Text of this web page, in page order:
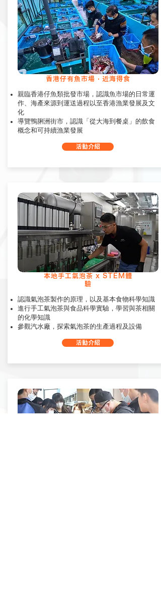
香港仔有魚市場 ‧ 近海得食
親臨香港仔魚類批發市場，認識魚市場的日常運
作、海產來源到運送過程以至香港漁業發展及文
化
導覽鴨脷洲街市，認識「從大海到餐桌」的飲食
概念和可持續漁業發展
活動介紹
本地手工氣泡茶 x STEM體
驗
認識氣泡茶製作的原理，以及基本食物科學知識
進行手工氣泡茶與食品科學實驗，學習與茶相關
的化學知識
參觀汽水廠，探索氣泡茶的生產過程及設備
活動介紹